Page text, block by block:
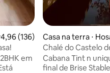
de uma avaliação média de
4,96 (136)
em
Casa na terra ⋅
Chalé do Castelo
Cabana Tint n
final de Brise